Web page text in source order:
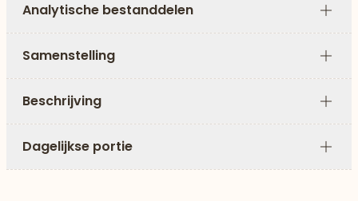
Analytische bestanddelen
Plus
Samenstelling
Plus
Beschrijving
Plus
Dagelijkse portie
Plus